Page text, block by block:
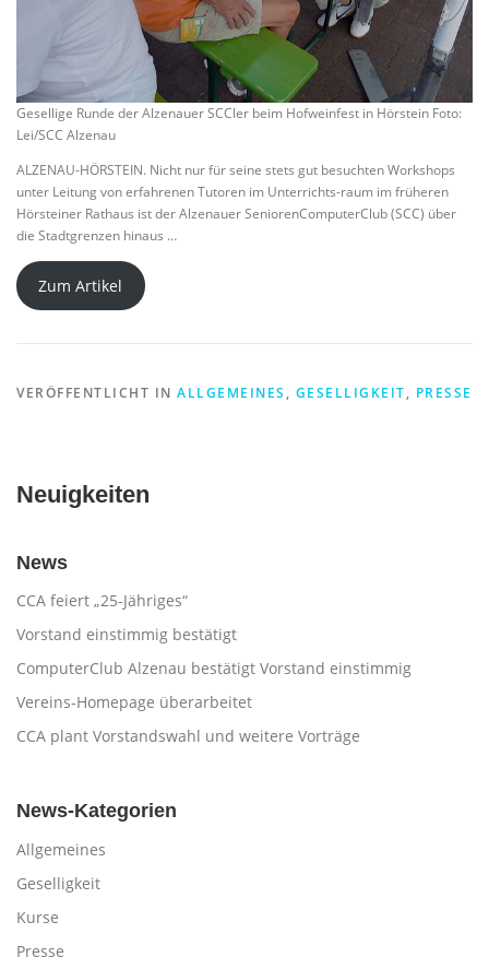
Gesellige Runde der Alzenauer SCCler beim Hofweinfest in Hörstein Foto:
Lei/SCC Alzenau
ALZENAU-HÖRSTEIN. Nicht nur für seine stets gut besuchten Workshops
unter Leitung von erfahrenen Tutoren im Unterrichts-raum im früheren
Hörsteiner Rathaus ist der Alzenauer SeniorenComputerClub (SCC) über
die Stadtgrenzen hinaus …
Zum Artikel
VERÖFFENTLICHT IN ALLGEMEINES , GESELLIGKEIT, PRESSE
Neuigkeiten
News
CCA feiert „25-Jähriges“
Vorstand einstimmig bestätigt
ComputerClub Alzenau bestätigt Vorstand einstimmig
Vereins-Homepage überarbeitet
CCA plant Vorstandswahl und weitere Vorträge
News-Kategorien
Allgemeines
Geselligkeit
Kurse
Presse